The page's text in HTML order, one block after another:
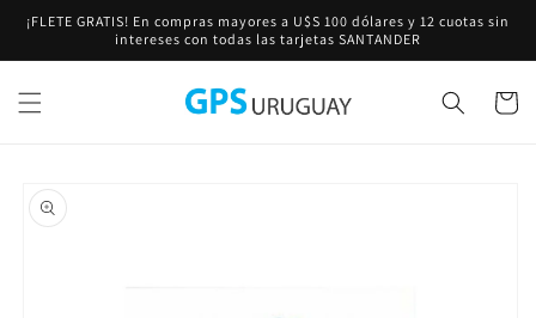
directamente
al contenido
¡FLETE GRATIS! En compras mayores a U$S 100 dólares y 12 cuotas sin
intereses con todas las tarjetas SANTANDER
Carrito
a la
información